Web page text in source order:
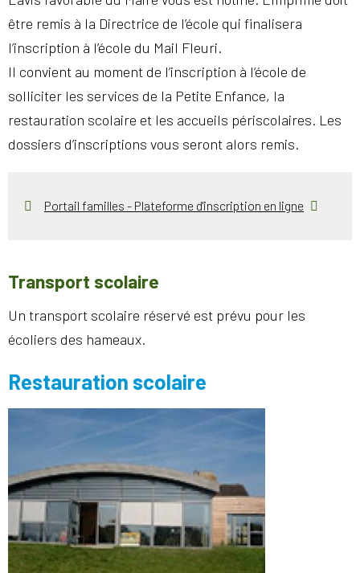
être remis à la Directrice de l’école qui finalisera
l’inscription à l’école du Mail Fleuri.
Il convient au moment de l’inscription à l’école de
solliciter les services de la Petite Enfance, la
restauration scolaire et les accueils périscolaires. Les
dossiers d’inscriptions vous seront alors remis.
Portail familles - Plateforme d'inscription en ligne
Transport scolaire
Un transport scolaire réservé est prévu pour les
écoliers des hameaux.
Restauration scolaire